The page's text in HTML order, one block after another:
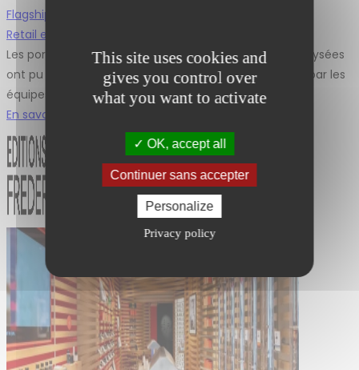
This site uses cookies and
gives you control over
what you want to activate
OK, accept all
Continuer sans accepter
Personalize
Privacy policy
Flagship et Icônes
Retail et Déploiement
Les portes du célèbre flagship Sephora des Champs-Elysées
ont pu rouvrir après un chantier de rénovation réalisé par les
équipes de L2A Agencement.
En savoir plus